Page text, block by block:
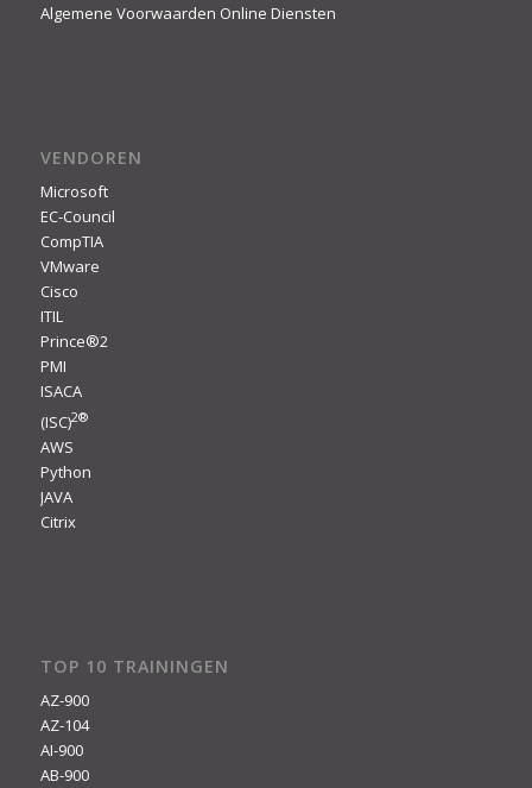
Algemene Voorwaarden Online Diensten
VENDOREN
Microsoft
EC-Council
CompTIA
VMware
Cisco
ITIL
Prince®2
PMI
ISACA
(ISC)2®
AWS
Python
JAVA
Citrix
TOP 10 TRAININGEN
AZ-900
AZ-104
AI-900
AB-900